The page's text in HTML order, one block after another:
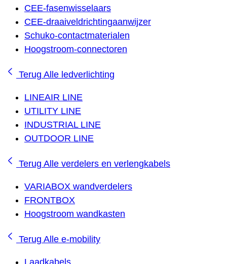
CEE-fasenwisselaars
CEE-draaiveldrichtingaanwijzer
Schuko-contactmaterialen
Hoogstroom-connectoren
Terug Alle ledverlichting
LINEAIR LINE
UTILITY LINE
INDUSTRIAL LINE
OUTDOOR LINE
Terug Alle verdelers en verlengkabels
VARIABOX wandverdelers
FRONTBOX
Hoogstroom wandkasten
Terug Alle e-mobility
Laadkabels